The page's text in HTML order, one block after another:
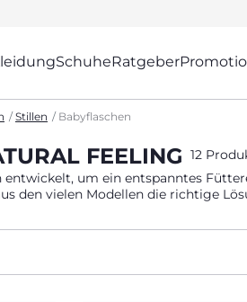
SchuheRatgeber
Stillen Babyflaschen
FEELING 12
entwickelt, um ein entspanntes
den vielen Modellen die richtige